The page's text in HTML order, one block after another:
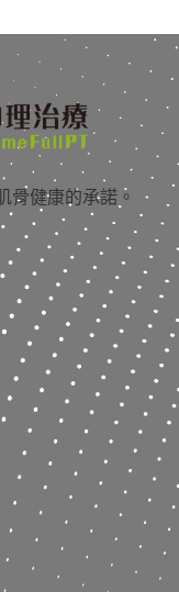
骨健康的承諾。